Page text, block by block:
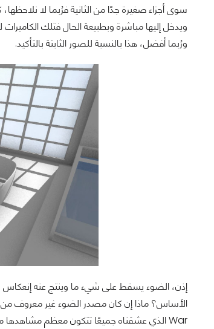
سوى أجزاء صغيرة جدًا من الثانية فرُبما لا
ويدخل إليها مباشرة وبطبيعة الحال فتلك
ورُبما أفضل، هذا بالنسبة للصور الثابتة بالتأكيد.
إذن، الضوء يسقط على شيء ما وينتج عنه